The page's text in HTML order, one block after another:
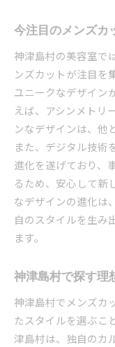
今注目のメンズカ
神津島村の美容室で
ンズカットが注目を
ユニークなデザイン
えば、アシンメトリ
ンなデザインは、他
また、デジタル技術
進化を遂げており、
るため、安心して新
なデザインの進化は
自のスタイルを生み
ます。
神津島村で探す理
神津島村でメンズカ
たスタイルを選ぶこ
津島村は、独自のカ